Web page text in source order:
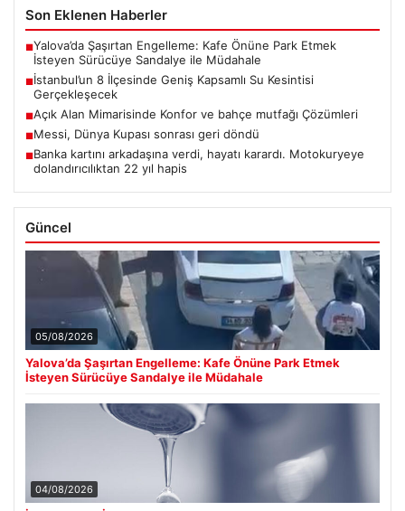
Son Eklenen Haberler
■Yalova’da Şaşırtan Engelleme: Kafe Önüne Park Etmek
İsteyen Sürücüye Sandalye ile Müdahale
■İstanbul’un 8 İlçesinde Geniş Kapsamlı Su Kesintisi
Gerçekleşecek
■Açık Alan Mimarisinde Konfor ve bahçe mutfağı Çözümleri
■Messi, Dünya Kupası sonrası geri döndü
■Banka kartını arkadaşına verdi, hayatı karardı. Motokuryeye
dolandırıcılıktan 22 yıl hapis
Güncel
05/08/2026
Yalova’da Şaşırtan Engelleme: Kafe Önüne Park Etmek
İsteyen Sürücüye Sandalye ile Müdahale
04/08/2026